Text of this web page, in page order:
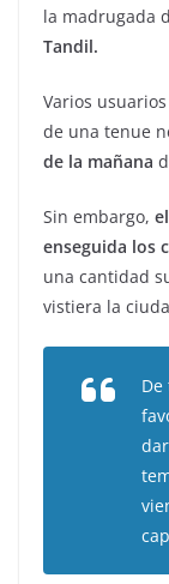
la madrugada
Tandil.
Varios
de una tenue
de la mañana
Sin embargo,
enseguida los
una cantidad
vistiera la